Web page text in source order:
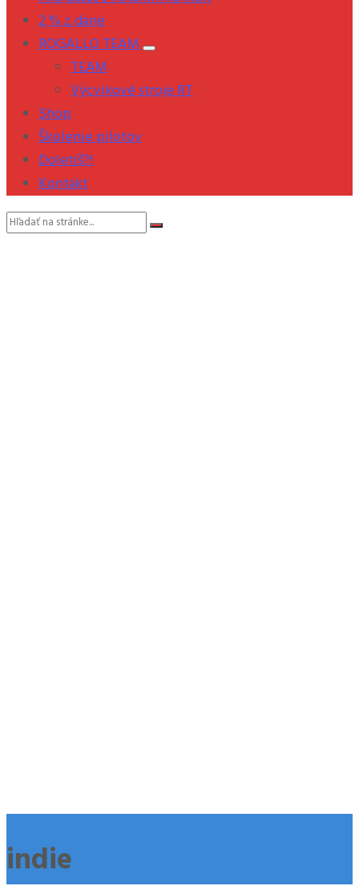
2 % z dane
ROGALLO TEAM
TEAM
Výcvikové stroje RT
Shop
Školenie pilotov
Doletíš?!
Kontakt
Vyhľadávanie:
indie